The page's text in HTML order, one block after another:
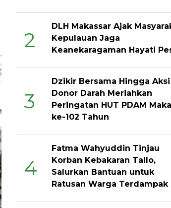
2
DLH Makassar Ajak
Kepulauan Jaga
Keanekaragaman Hayati
3
Dzikir Bersama Hingga Aksi
Donor Darah Meriahkan
Peringatan HUT PDAM
ke-102 Tahun
4
Fatma Wahyuddin Tinjau
Korban Kebakaran Tallo,
Salurkan Bantuan untuk
Ratusan Warga Terdampak